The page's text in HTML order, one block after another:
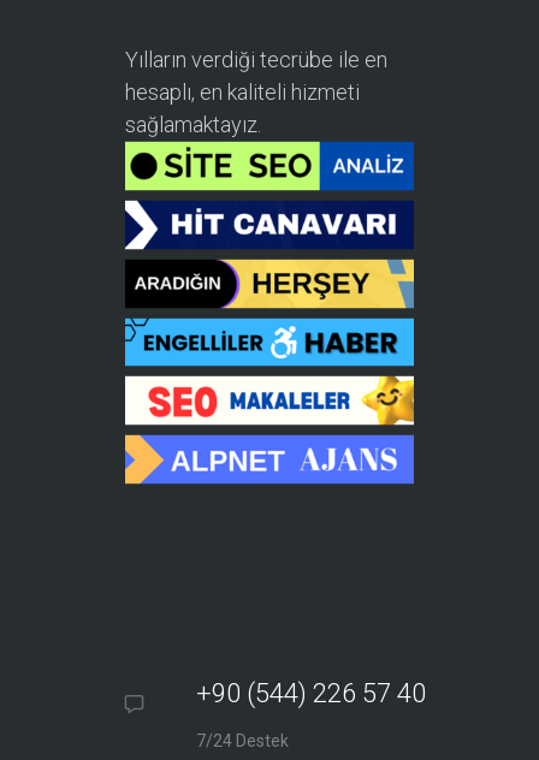
Yılların verdiği tecrübe ile en
hesaplı, en kaliteli hizmeti
sağlamaktayız.
+90 (544) 226 57 40
7/24 Destek